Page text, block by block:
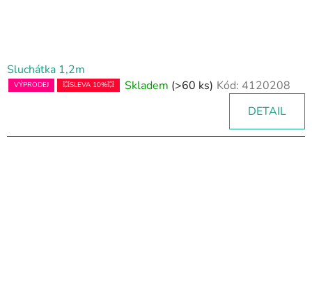
Sluchátka 1,2m
VÝPRODEJ 💥SLEVA 10%💥 Skladem (>60 ks) Kód: 4120208
DETAIL